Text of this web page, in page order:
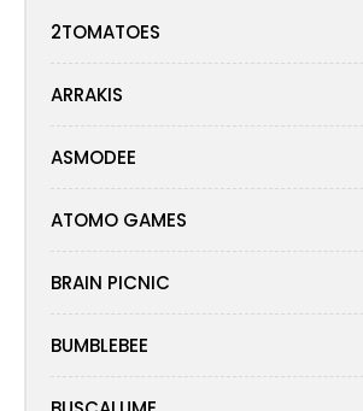
2TOMATOES
ARRAKIS
ASMODEE
ATOMO GAMES
BRAIN PICNIC
BUMBLEBEE